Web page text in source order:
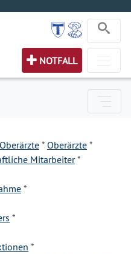
NOTFALL
* Oberärzte *
Mitarbeiter*
*
*
*